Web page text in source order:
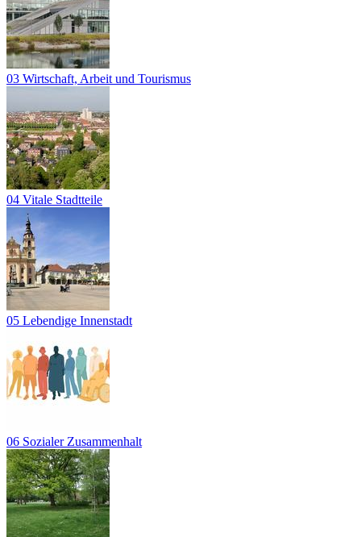
03 Wirtschaft, Arbeit und Tourismus
04 Vitale Stadtteile
05 Lebendige Innenstadt
06 Sozialer Zusammenhalt